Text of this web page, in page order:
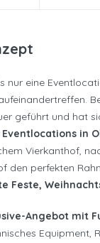
nur eine
geführt und hat
Eventlocations in
Vierkanthof,
den perfekten
Feste,
Angebot mit
Equipment,